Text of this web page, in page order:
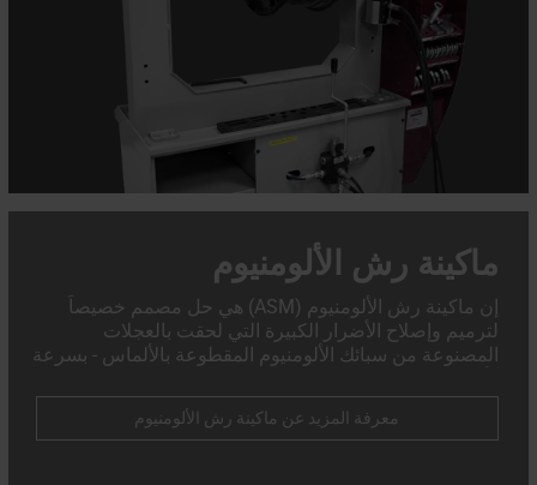
ماكينة رش الألومنيوم
إن ماكينة رش الألومنيوم (ASM) هي حل مصمم خصيصاً
لترميم وإصلاح الأضرار الكبيرة التي لحقت بالعجلات
المصنوعة من سبائك الألومنيوم المقطوعة بالألماس - بسرعة
معرفة المزيد عن ماكينة رش الألومنيوم